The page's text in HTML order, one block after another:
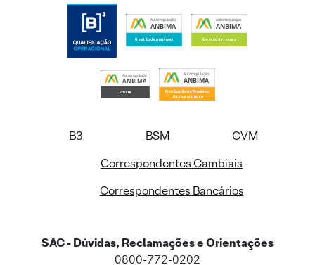
B3 BSM
CVM
Correspondentes Cambiais
Correspondentes Bancários
SAC - Dúvidas, Reclamações e Orientações
0800-772-0202